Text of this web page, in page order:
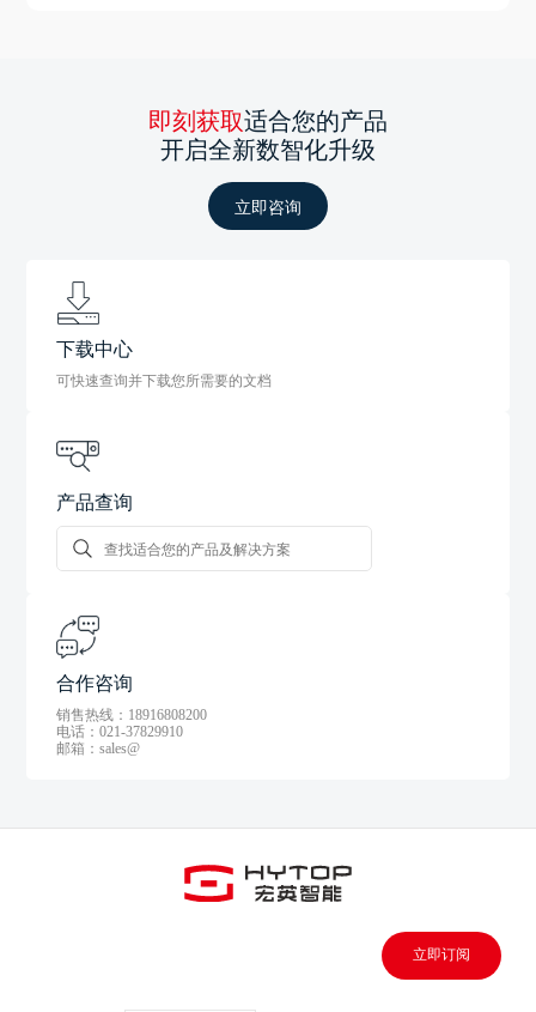
即刻获取适合您的产品
开启全新数智化升级
立即咨询
下载中心
可快速查询并下载您所需要的文档
产品查询
合作咨询
销售热线：18916808200
电话：021-37829910
邮箱：sales@
立即订阅